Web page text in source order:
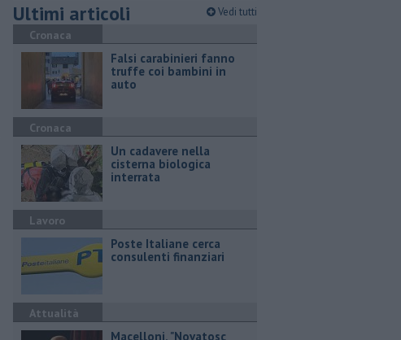
Ultimi articoli Vedi tutti
Cronaca
Falsi carabinieri fanno
truffe coi bambini in
auto
Cronaca
Un cadavere nella
cisterna biologica
interrata
Lavoro
Poste Italiane cerca
consulenti finanziari
Attualità
Macelloni, "Novatosc